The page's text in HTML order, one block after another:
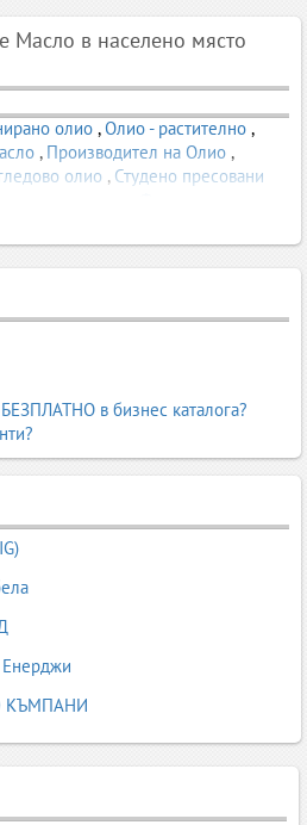
Масло в населено място
олио ,Олио - растително ,
, Производител на Олио ,
олио , Студено пресовани
в бизнес каталога?
Енерджи
КЪМПАНИ